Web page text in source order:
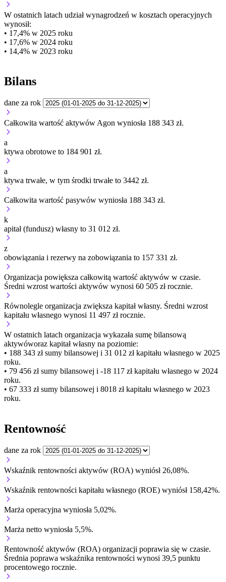
W ostatnich latach udział wynagrodzeń w kosztach operacyjnych
wynosił:
• 17,4% w 2025 roku
• 17,6% w 2024 roku
• 14,4% w 2023 roku
Bilans
dane za rok
Całkowita wartość aktywów Agon wyniosła 188 343 zł.
a
ktywa obrotowe to 184 901 zł.
a
ktywa trwałe, w tym środki trwałe to 3442 zł.
Całkowita wartość pasywów wyniosła 188 343 zł.
k
apitał (fundusz) własny to 31 012 zł.
z
obowiązania i rezerwy na zobowiązania to 157 331 zł.
Organizacja powiększa całkowitą wartość aktywów w czasie.
Średni wzrost wartości aktywów wynosi 60 505 zł rocznie.
Równolegle organizacja zwiększa kapitał własny. Średni wzrost
kapitału własnego wynosi 11 497 zł rocznie.
W ostatnich latach organizacja wykazała sumę bilansową
aktywóworaz kapitał własny na poziomie:
• 188 343 złsumy bilansowej i 31 012 zł kapitału własnego w 2025
roku.
• 79 456 złsumy bilansowej i -18 117 zł kapitału własnego w 2024
roku.
• 67 333 złsumy bilansowej i 8018 zł kapitału własnego w 2023
roku.
Rentowność
dane za rok
Wskaźnik rentowności aktywów (ROA) wyniósł 26,08%.
Wskaźnik rentowności kapitału własnego (ROE) wyniósł 158,42%.
Marża operacyjna wyniosła 5,02%.
Marża netto wyniosła 5,5%.
Rentowność aktywów (ROA) organizacji poprawia się w czasie.
Średnia poprawa wskaźnika rentowności wynosi 39,5 punktu
procentowego rocznie.